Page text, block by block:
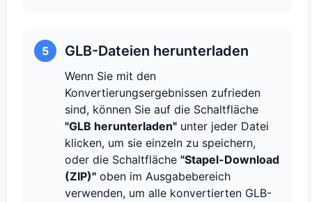
5 GLB-Dateien herunterladen
Wenn Sie mit den
Konvertierungsergebnissen zufrieden
sind, können Sie auf die Schaltfläche
"GLB herunterladen" unter jeder Datei
klicken, um sie einzeln zu speichern,
oder die Schaltfläche "Stapel-Download
(ZIP)" oben im Ausgabebereich
verwenden, um alle konvertierten GLB-